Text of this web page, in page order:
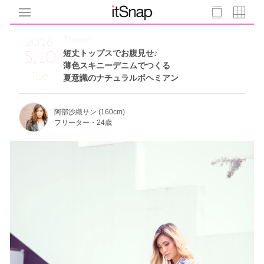
2016
5.10
Tue
短丈トップスでお腹見せ♪
薄色スキニーデニムでつくる
夏意識のナチュラルボヘミアン
Theme
阿部沙織サン (160cm)
フリーター・24歳